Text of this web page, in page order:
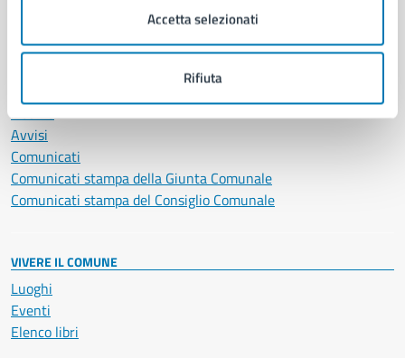
Accetta selezionati
Rifiuta
Notizie
Avvisi
Comunicati
Comunicati stampa della Giunta Comunale
Comunicati stampa del Consiglio Comunale
VIVERE IL COMUNE
Luoghi
Eventi
Elenco libri